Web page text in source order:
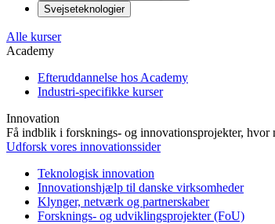
Svejseteknologier
Alle kurser
Academy
Efteruddannelse hos Academy
Industri-specifikke kurser
Innovation
Få indblik i forsknings- og innovationsprojekter,
Udforsk vores innovationssider
Teknologisk innovation
Innovationshjælp til danske virksomheder
Klynger, netværk og partnerskaber
Forsknings- og udviklingsprojekter (FoU)